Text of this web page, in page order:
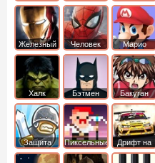
Самураи
Железный
человек
Человек
Паук
Марио
Халк Бэтмен Бакуган
Защита
королевства
Пиксельные
Дрифт на
машинах